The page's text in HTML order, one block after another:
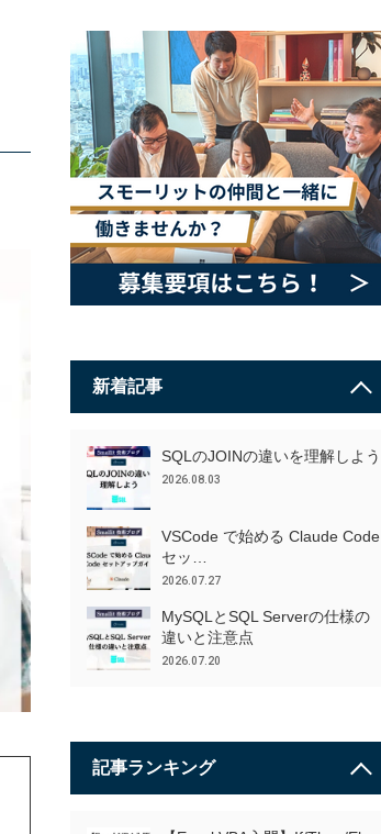
新着記事
SQLのJOINの違いを理解しよう
2026.08.03
VSCode で始める Claude Code
セッ…
2026.07.27
MySQLとSQL Serverの仕様の
違いと注意点
2026.07.20
記事ランキング